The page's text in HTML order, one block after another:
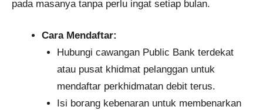
pada masanya tanpa perlu ingat setiap bulan.
Cara Mendaftar:
Hubungi cawangan Public Bank terdekat
atau pusat khidmat pelanggan untuk
mendaftar perkhidmatan debit terus.
Isi borang kebenaran untuk membenarkan